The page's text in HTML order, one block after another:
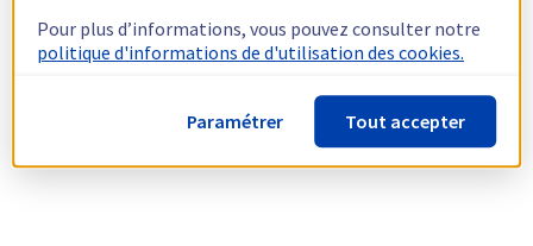
Pour plus d’informations, vous pouvez consulter notre
politique d'informations de d'utilisation des cookies.
Paramétrer Tout accepter